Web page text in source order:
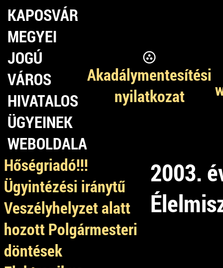
KAPOSVÁR
MEGYEI
JOGÚ
VÁROS
HIVATALOS
ÜGYEINEK
WEBOLDALA
Akadálymentesítési
nyilatkozat
Hőségriadó!!!
Ügyintézési iránytű
Veszélyhelyzet alatt
hozott Polgármesteri
döntések
2003.